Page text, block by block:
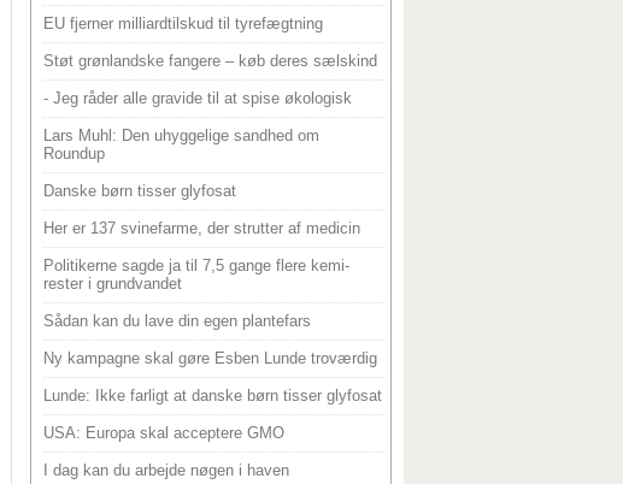
EU fjerner milliardtilskud til tyrefægtning
Støt grønlandske fangere – køb deres sælskind
- Jeg råder alle gravide til at spise økologisk
Lars Muhl: Den uhyggelige sandhed om
Roundup
Danske børn tisser glyfosat
Her er 137 svinefarme, der strutter af medicin
Politikerne sagde ja til 7,5 gange flere kemi-
rester i grundvandet
Sådan kan du lave din egen plantefars
Ny kampagne skal gøre Esben Lunde troværdig
Lunde: Ikke farligt at danske børn tisser glyfosat
USA: Europa skal acceptere GMO
I dag kan du arbejde nøgen i haven